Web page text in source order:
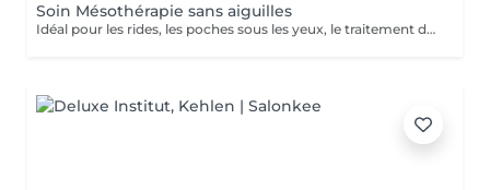
Soin Mésothérapie sans aiguilles
Idéal pour les rides, les poches sous les yeux, le traitement de l'acné, le relâchement cutané et la cellulite. La mésothérapie permet de faire pénétrer les principes actifs dans la peau par système intercellulaire.